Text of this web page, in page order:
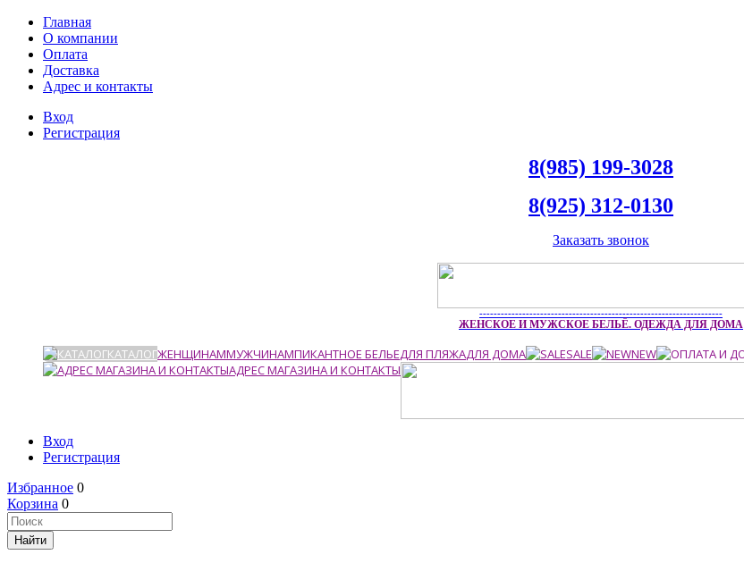
Главная
О компании
Оплата
Доставка
Адрес и контакты
Вход
Регистрация
8(985) 199-3028
8(925) 312-0130
Заказать звонок
--------------------------------------------------------------------
ЖЕНСКОЕ И МУЖСКОЕ БЕЛЬЁ. ОДЕЖДА ДЛЯ ДОМА
КАТАЛОГЖЕНЩИНАММУЖЧИНАМПИКАНТНОЕ БЕЛЬЕДЛЯ ПЛЯЖАДЛЯ ДОМА SALE NEW
АДРЕС МАГАЗИНА И КОНТАКТЫ
Вход
Регистрация
Избранное 0
Корзина 0